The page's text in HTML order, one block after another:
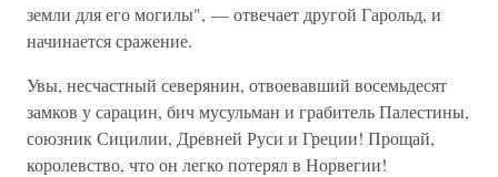
земли для его могилы", — отвечает другой Гарольд, и
начинается сражение.
Увы, несчастный северянин, отвоевавший восемьдесят
замков у сарацин, бич мусульман и грабитель Палестины,
союзник Сицилии, Древней Руси и Греции! Прощай,
королевство, что он легко потерял в Норвегии!